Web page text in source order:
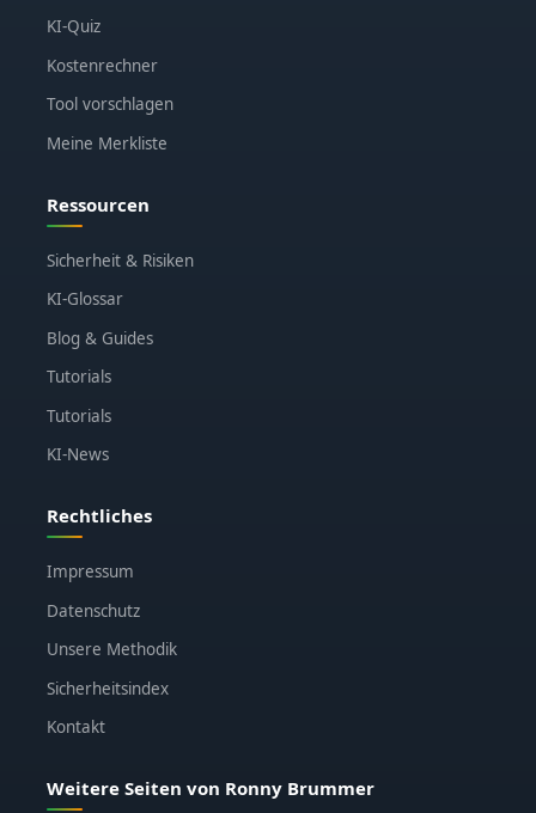
KI-Quiz
Kostenrechner
Tool vorschlagen
Meine Merkliste
Ressourcen
Sicherheit & Risiken
KI-Glossar
Blog & Guides
Tutorials
Tutorials
KI-News
Rechtliches
Impressum
Datenschutz
Unsere Methodik
Sicherheitsindex
Kontakt
Weitere Seiten von Ronny Brummer